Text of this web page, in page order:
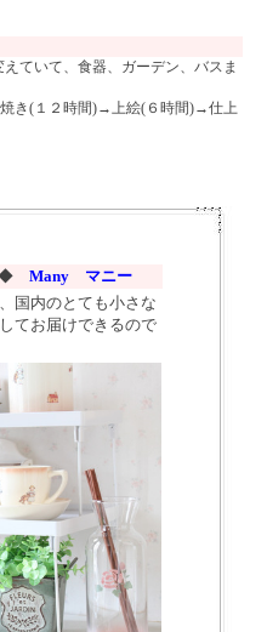
ていて、食器、ガーデン、バスま
き(１２時間)→上絵(６時間)→仕上
◆ Many マニー
国内のとても小さな
てお届けできるので